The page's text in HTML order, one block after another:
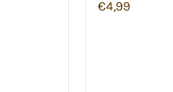
€4,99